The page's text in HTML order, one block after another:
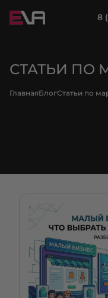
8
СТАТЬИ ПО
ГлавнаяБлогСтатьи по